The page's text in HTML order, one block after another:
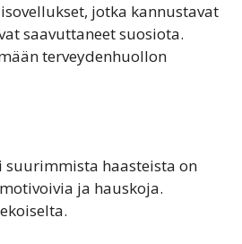
jotka kannustavat
saavuttaneet suosiota.
terveydenhuollon
suurimmista haasteista on
ja hauskoja.